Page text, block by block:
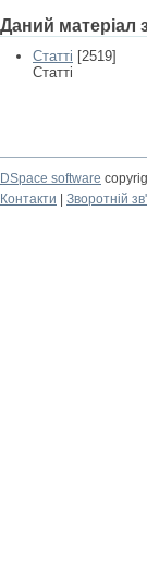
Даний матеріал
Статті [2519]
Статті
DSpace software
Контакти
Зворотній